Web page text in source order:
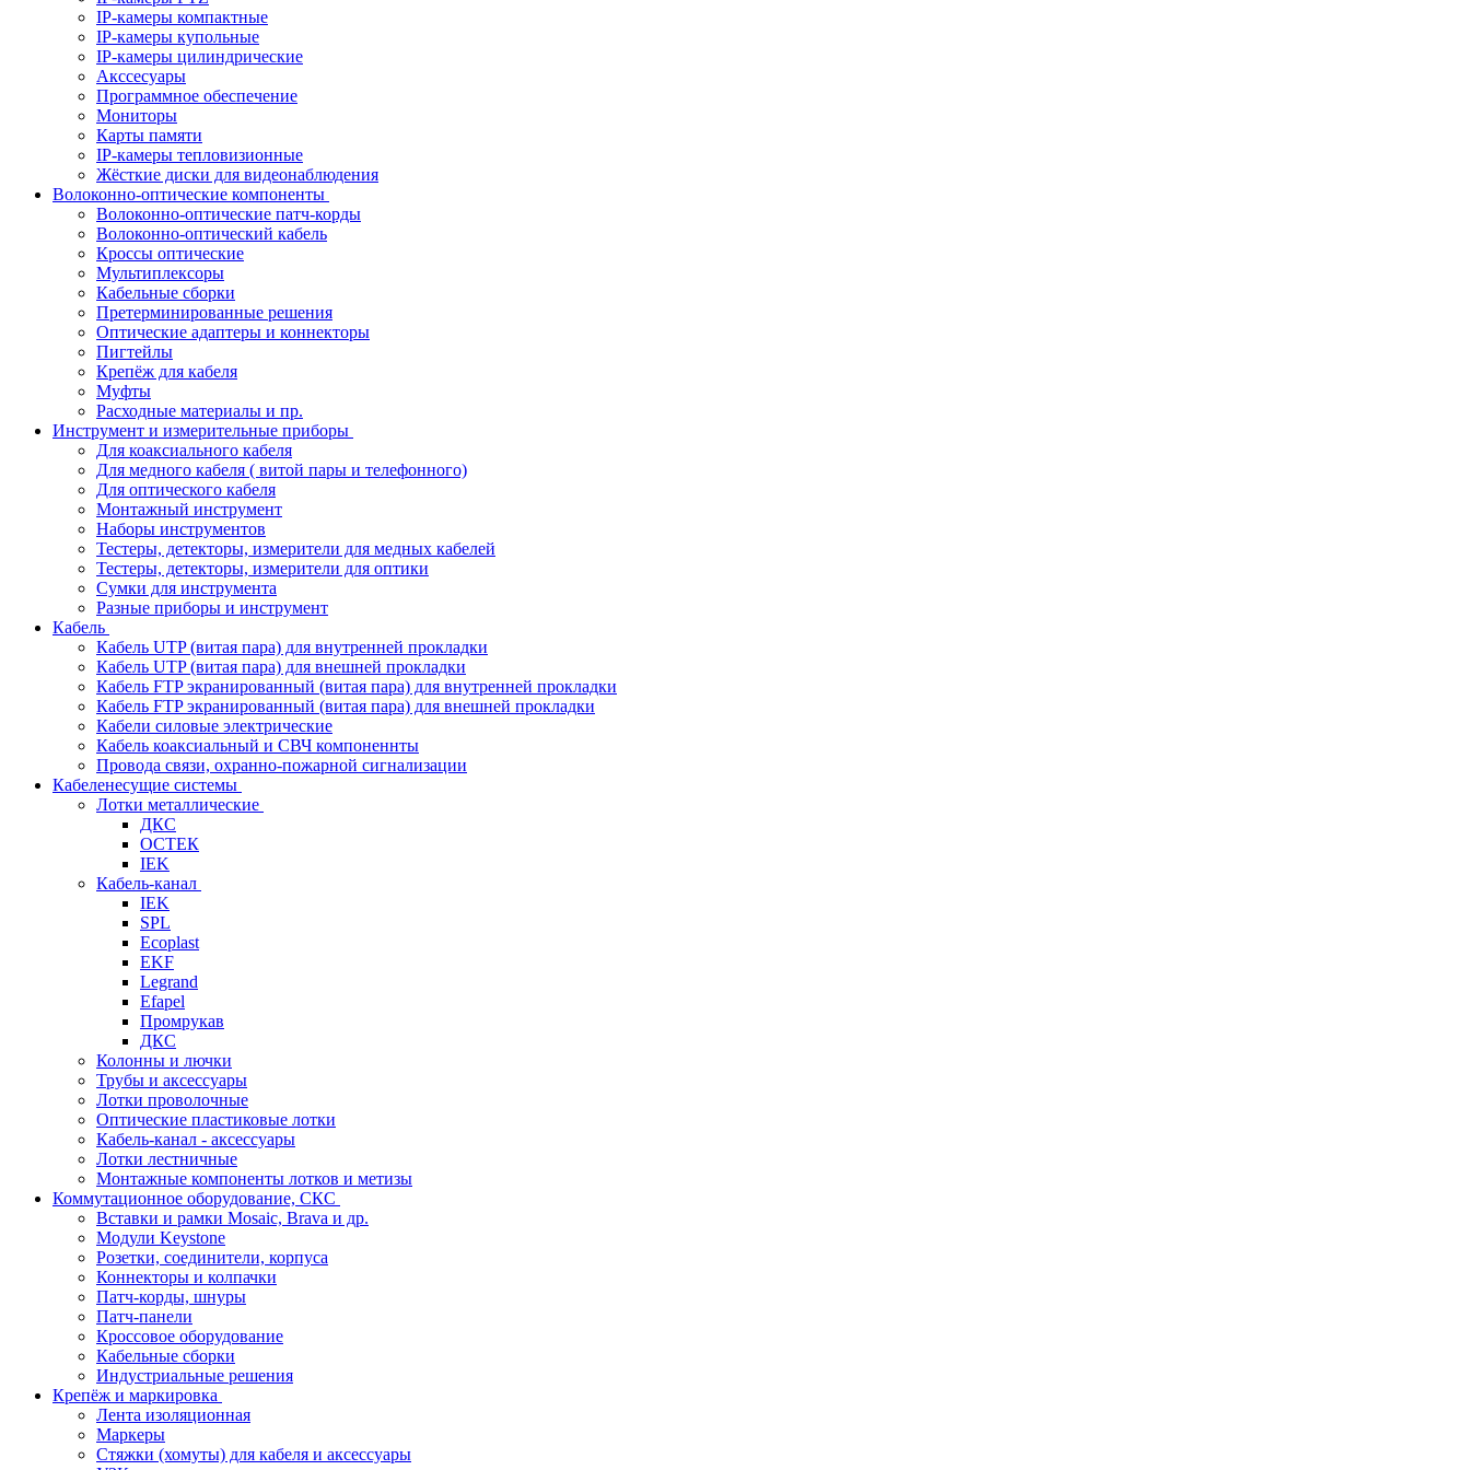
IP-камеры компактные
IP-камеры купольные
IP-камеры цилиндрические
Акссесуары
Программное обеспечение
Мониторы
Карты памяти
IP-камеры тепловизионные
Жёсткие диски для видеонаблюдения
Волоконно-оптические компоненты
Волоконно-оптические патч-корды
Волоконно-оптический кабель
Кроссы оптические
Мультиплексоры
Кабельные сборки
Претерминированные решения
Оптические адаптеры и коннекторы
Пигтейлы
Крепёж для кабеля
Муфты
Расходные материалы и пр.
Инструмент и измерительные приборы
Для коаксиального кабеля
Для медного кабеля ( витой пары и телефонного)
Для оптического кабеля
Монтажный инструмент
Наборы инструментов
Тестеры, детекторы, измерители для медных кабелей
Тестеры, детекторы, измерители для оптики
Сумки для инструмента
Разные приборы и инструмент
Кабель
Кабель UTP (витая пара) для внутренней прокладки
Кабель UTP (витая пара) для внешней прокладки
Кабель FTP экранированный (витая пара) для внутренней прокладки
Кабель FTP экранированный (витая пара) для внешней прокладки
Кабели силовые электрические
Кабель коаксиальный и СВЧ компоненнты
Провода связи, охранно-пожарной сигнализации
Кабеленесущие системы
Лотки металлические
ДКС
ОСТЕК
IEK
Кабель-канал
IEK
SPL
Ecoplast
EKF
Legrand
Efapel
Промрукав
ДКС
Колонны и лючки
Трубы и аксессуары
Лотки проволочные
Оптические пластиковые лотки
Кабель-канал - аксессуары
Лотки лестничные
Монтажные компоненты лотков и метизы
Коммутационное оборудование, СКС
Вставки и рамки Mosaic, Brava и др.
Модули Keystone
Розетки, соединители, корпуса
Коннекторы и колпачки
Патч-корды, шнуры
Патч-панели
Кроссовое оборудование
Кабельные сборки
Индустриальные решения
Крепёж и маркировка
Лента изоляционная
Маркеры
Стяжки (хомуты) для кабеля и аксессуары